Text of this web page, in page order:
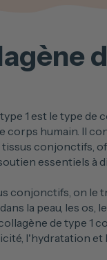
1 est le type de
corps humain. Il
conjonctifs,
essentiels à
conjonctifs, on le
la peau, les os,
de type 1
l'hydratation et